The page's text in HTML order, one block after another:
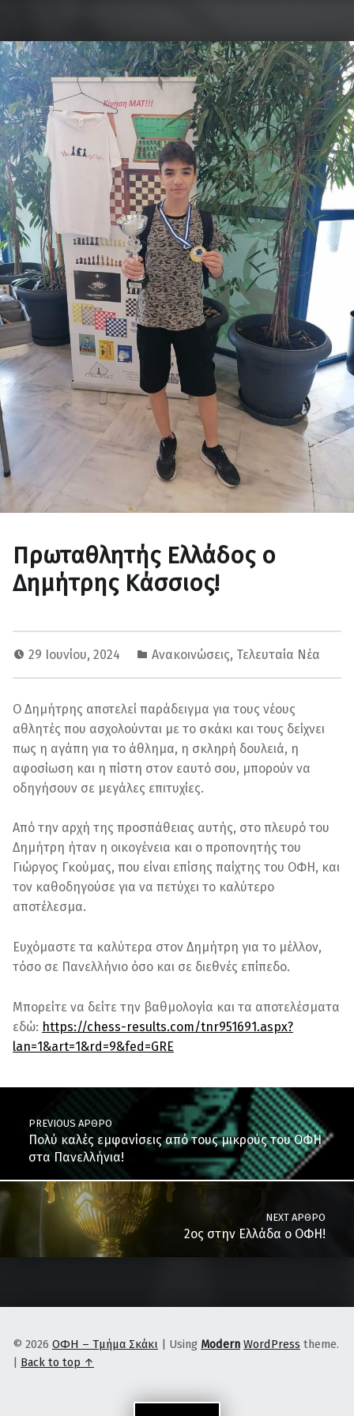
Κάνε τη σωστή κίνηση…
Πρωταθλητής Ελλάδος ο
Δημήτρης Κάσσιος!
29 Ιουνίου, 2024 Ανακοινώσεις, Τελευταία Νέα
Ο Δημήτρης αποτελεί παράδειγμα για τους νέους
αθλητές που ασχολούνται με το σκάκι και τους δείχνει
πως η αγάπη για το άθλημα, η σκληρή δουλειά, η
αφοσίωση και η πίστη στον εαυτό σου, μπορούν να
οδηγήσουν σε μεγάλες επιτυχίες.
Από την αρχή της προσπάθειας αυτής, στο πλευρό του
Δημήτρη ήταν η οικογένεια και ο προπονητής του
Γιώργος Γκούμας, που είναι επίσης παίχτης του ΟΦΗ, και
τον καθοδηγούσε για να πετύχει το καλύτερο
αποτέλεσμα.
Ευχόμαστε τα καλύτερα στον Δημήτρη για το μέλλον,
τόσο σε Πανελλήνιο όσο και σε διεθνές επίπεδο.
Μπορείτε να δείτε την βαθμολογία και τα αποτελέσματα
εδώ: https://chess-results.com/tnr951691.aspx?
lan=1&art=1&rd=9&fed=GRE
Post navigation
PREVIOUS ΆΡΘΡΟ
Πολύ καλές εμφανίσεις από τους μικρούς του ΟΦΗ
στα Πανελλήνια!
NEXT ΆΡΘΡΟ
2ος στην Ελλάδα ο ΟΦΗ!
© 2026 ΟΦΗ – Τμήμα Σκάκι | Using Modern WordPress theme.
| Back to top ↑